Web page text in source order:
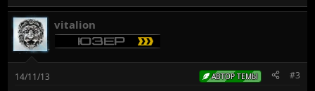
vitalion
14/11/13 АВТОР ТЕМЫ #3